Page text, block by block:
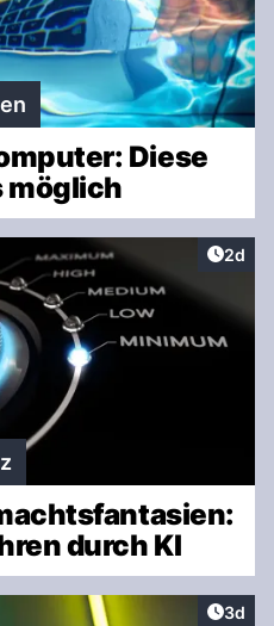
Diese
möglich
2d
durch KI
3d